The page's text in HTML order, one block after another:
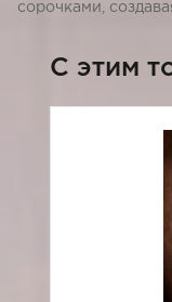
сорочками,
C этим